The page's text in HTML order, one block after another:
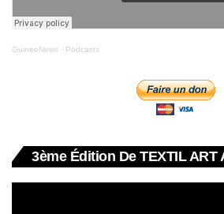
GuineeNews · Podcasts
3ème Édition De TEXTIL ART